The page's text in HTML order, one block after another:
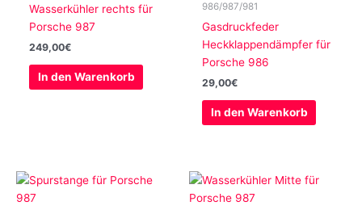
Wasserkühler rechts für
Porsche 987
249,00€
In den Warenkorb
986/987/981
Gasdruckfeder
Heckklappendämpfer für
Porsche 986
29,00€
In den Warenkorb